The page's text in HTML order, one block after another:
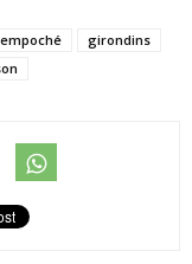
empoché
girondins